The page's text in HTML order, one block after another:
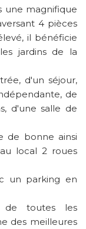
une magnifique
4 pièces
il bénéficie
jardins de la
d'un séjour,
de
d'une salle de
de bonne ainsi
local 2 roues
un parking en
de toutes les
des meilleures